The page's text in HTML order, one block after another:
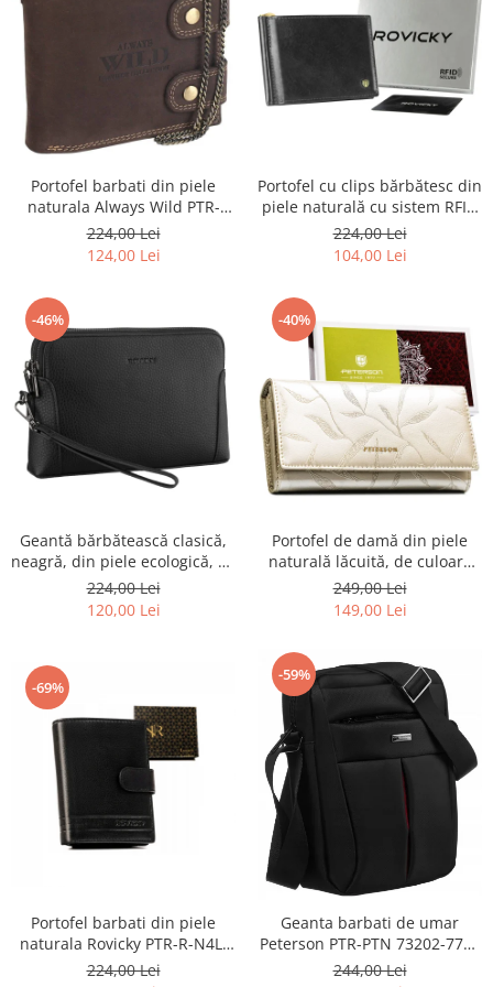
Portofel barbati din piele
naturala Always Wild PTR-
2900-BIC
224,00 Lei
124,00 Lei
Portofel cu clips bărbătesc din
piele naturală cu sistem RFID
- Rovicky PTR-N1908-RVT-9799
BLACK
224,00 Lei
104,00 Lei
-46%
Geantă bărbătească clasică,
neagră, din piele ecologică, cu
fermoar - Rovicky PTR-R-SDR-
01-1631 BLACK
224,00 Lei
120,00 Lei
-40%
Portofel de damă din piele
naturală lăcuită, de culoare
bej, cu închidere cu capsă -
Peterson
249,00 Lei
149,00 Lei
-69%
Portofel barbati din piele
naturala Rovicky PTR-R-N4L-
GAT-8922 B+B
224,00 Lei
-59%
Geanta barbati de umar
Peterson PTR-PTN 73202-7738
BL
244,00 Lei